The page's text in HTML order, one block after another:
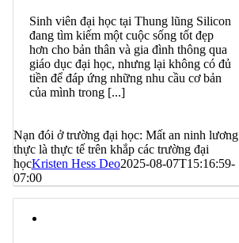
Sinh viên đại học tại Thung lũng Silicon
đang tìm kiếm một cuộc sống tốt đẹp
hơn cho bản thân và gia đình thông qua
giáo dục đại học, nhưng lại không có đủ
tiền để đáp ứng những nhu cầu cơ bản
của mình trong [...]
Nạn đói ở trường đại học: Mất an ninh lương
thực là thực tế trên khắp các trường đại
họcKristen Hess Deo2025-08-07T15:16:59-
07:00